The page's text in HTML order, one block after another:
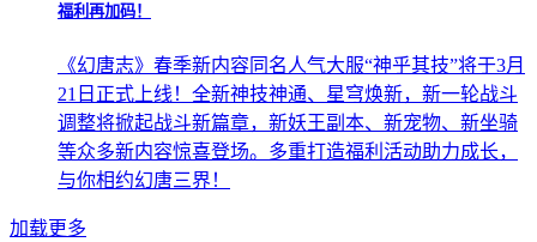
福利再加码！
《幻唐志》春季新内容同名人气大服“神乎其技”将于3月
21日正式上线！全新神技神通、星穹焕新，新一轮战斗
调整将掀起战斗新篇章，新妖王副本、新宠物、新坐骑
等众多新内容惊喜登场。多重打造福利活动助力成长，
与你相约幻唐三界！
加载更多